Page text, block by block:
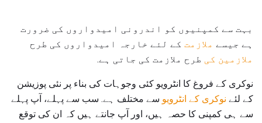
بہت سے کمپنیوں کو اندرونی امیدواروں کی ضرورت
ہے جیسے ملازمت کے لئے خارجہ امیدواروں کی طرح
ملازمین کی طرح ملازمت کی جاتی ہے.
نوکری کے فروغ کا انٹرویو کئی وجوہات کی بناء پر نئی پوزیشن
کے لئے نوکری کے انٹرویو سے مختلف ہے. سب سے پہلے، آپ پہلے
سے ہی کمپنی کا حصہ ہیں، اور آپ جانتے ہیں کہ ان کی توقع